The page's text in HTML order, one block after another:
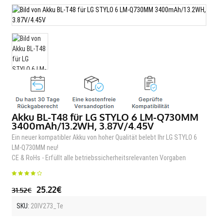
Akku BL-T48 für LG STYLO 6 LM-Q730MM
3400mAh/13.2WH, 3.87V/4.45V
Ein neuer kompatibler Akku von hoher Qualität belebt Ihr LG STYLO 6
LM-Q730MM neu!
CE & RoHs - Erfüllt alle betriebssicherheitsrelevanten Vorgaben
31.52€ 25.22€
SKU: 20IV273_Te